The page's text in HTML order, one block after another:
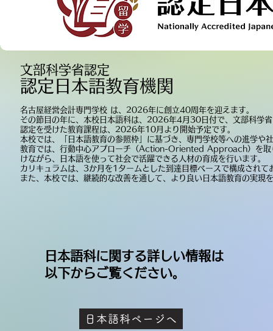
文部科学省認定
認定日本語教育機関
名古屋経営会計専門学校 は、2026年に創立40周年を迎えます。
その節目の年に、本校日本語科は、2026年4月30日付で、文部科学
認定を受けた教育課程は、2026年10月より開始予定です。
本校では、「日本語教育の参照枠」に基づき、専門学校等への進学
教育では、行動中心アプローチ（Action-Oriented Approach）を取
けながら、日本語を使って社会で活躍できる人材の育成を行います。
カリキュラムは、3か月を1タームとした到達目標ベースで構成され
また、本校では、継続的な改善を通して、より良い日本語教育の実現
日本語科に関する詳しい情報は
​以下からご覧ください。
日本語科ページへ